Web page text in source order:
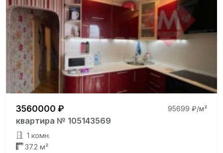
3560000 ₽ 95699 ₽/м²
квартира № 105143569
1 комн.
37.2 м²